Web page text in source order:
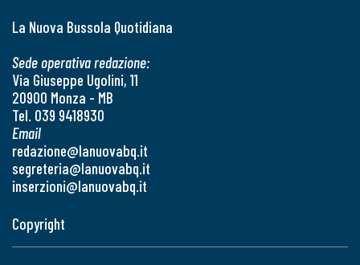
La Nuova Bussola Quotidiana
Sede operativa redazione:
Via Giuseppe Ugolini, 11
20900 Monza - MB
Tel. 039 9418930
Email
redazione@lanuovabq.it
segreteria@lanuovabq.it
inserzioni@lanuovabq.it
Copyright